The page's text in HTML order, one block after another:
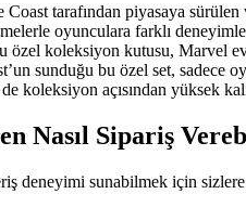
tarafından piyasaya
oyunculara farklı
özel koleksiyon kutusu, Marvel
sunduğu bu özel set, sadece
koleksiyon açısından yüksek
Nasıl Sipariş
deneyimi sunabilmek için sizlere